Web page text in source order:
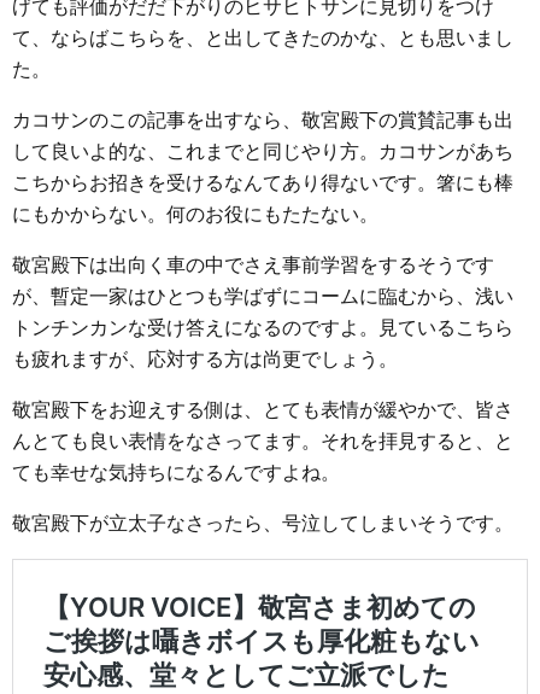
げても評価がだだ下がりのヒサヒトサンに見切りをつけ
て、ならばこちらを、と出してきたのかな、とも思いまし
た。
カコサンのこの記事を出すなら、敬宮殿下の賞賛記事も出
して良いよ的な、これまでと同じやり方。カコサンがあち
こちからお招きを受けるなんてあり得ないです。箸にも棒
にもかからない。何のお役にもたたない。
敬宮殿下は出向く車の中でさえ事前学習をするそうです
が、暫定一家はひとつも学ばずにコームに臨むから、浅い
トンチンカンな受け答えになるのですよ。見ているこちら
も疲れますが、応対する方は尚更でしょう。
敬宮殿下をお迎えする側は、とても表情が緩やかで、皆さ
んとても良い表情をなさってます。それを拝見すると、と
ても幸せな気持ちになるんですよね。
敬宮殿下が立太子なさったら、号泣してしまいそうです。